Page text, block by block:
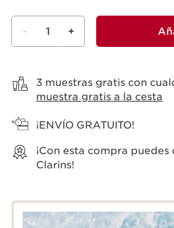
- 1 +
3 muestras gratis con
muestra gratis a la cesta
¡ENVÍO GRATUITO!
¡Con esta compra puedes
Clarins!